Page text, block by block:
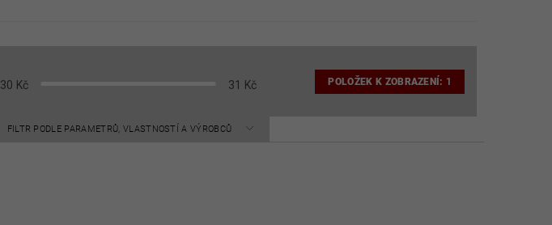
30 Kč 31 Kč POLOŽEK K ZOBRAZENÍ: 1
FILTR PODLE PARAMETRŮ, VLASTNOSTÍ A VÝROBCŮ